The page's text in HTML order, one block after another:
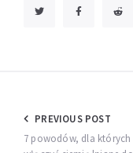
Nawigacja
wpisu
PREVIOUS POST
7 powodów, dla